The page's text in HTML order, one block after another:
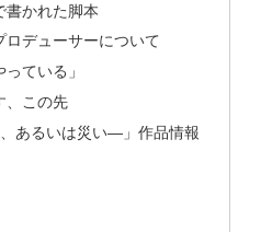
書かれた脚本
ロデューサーについて
ている」
、この先
あるいは災い—」作品情報